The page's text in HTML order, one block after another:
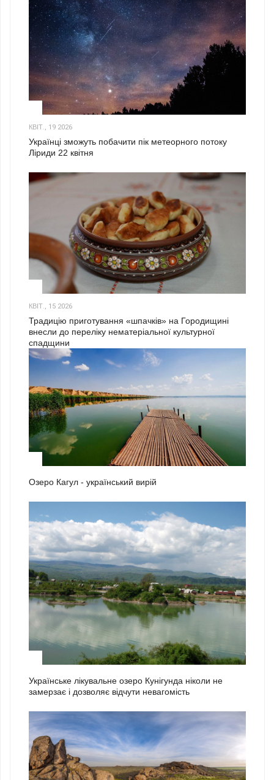
КВІТ., 19 2026
Українці зможуть побачити пік метеорного потоку
Ліриди 22 квітня
КВІТ., 15 2026
Традицію приготування «шпачків» на Городищині
внесли до переліку нематеріальної культурної
спадщини
Озеро Кагул - український вирій
Українське лікувальне озеро Кунігунда ніколи не
замерзає і дозволяє відчути невагомість